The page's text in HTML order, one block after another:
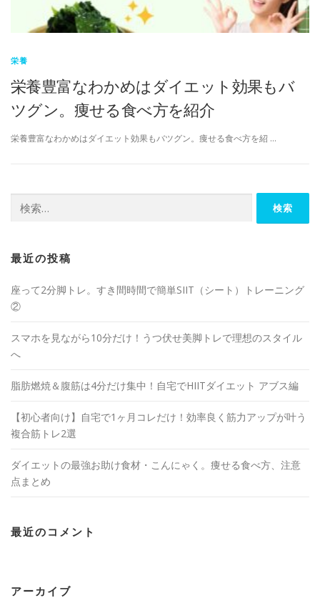
栄養
栄養豊富なわかめはダイエット効果もバ
ツグン。痩せる食べ方を紹介
栄養豊富なわかめはダイエット効果もバツグン。痩せる食べ方を紹 …
最近の投稿
座って2分脚トレ。すき間時間で簡単SIIT（シート）トレーニング
②
スマホを見ながら10分だけ！うつ伏せ美脚トレで理想のスタイル
へ
脂肪燃焼＆腹筋は4分だけ集中！自宅でHIITダイエット アブス編
【初心者向け】自宅で1ヶ月コレだけ！効率良く筋力アップが叶う
複合筋トレ2選
ダイエットの最強お助け食材・こんにゃく。痩せる食べ方、注意
点まとめ
最近のコメント
アーカイブ